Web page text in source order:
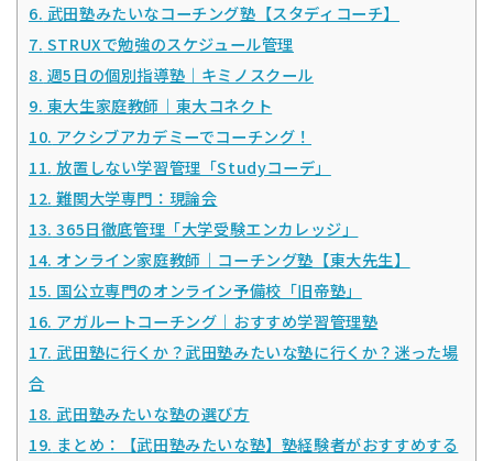
6. 武田塾みたいなコーチング塾【スタディコーチ】
7. STRUXで勉強のスケジュール管理
8. 週5日の個別指導塾｜キミノスクール
9. 東大生家庭教師｜東大コネクト
10. アクシブアカデミーでコーチング！
11. 放置しない学習管理「Studyコーデ」
12. 難関大学専門：現論会
13. 365日徹底管理「大学受験エンカレッジ」
14. オンライン家庭教師｜コーチング塾【東大先生】
15. 国公立専門のオンライン予備校「旧帝塾」
16. アガルートコーチング｜おすすめ学習管理塾
17. 武田塾に行くか？武田塾みたいな塾に行くか？迷った場
合
18. 武田塾みたいな塾の選び方
19. まとめ：【武田塾みたいな塾】塾経験者がおすすめする